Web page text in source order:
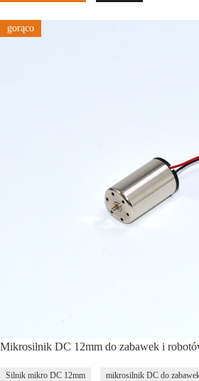
gorąco
Mikrosilnik DC 12mm do zabawek i
Silnik mikro DC 12mm mikrosilnik DC do